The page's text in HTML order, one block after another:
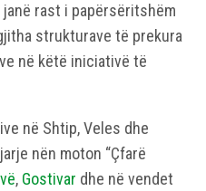
rast i papërsëritshëm
strukturave të prekura
në këtë iniciativë të
në Shtip, Veles dhe
nën moton “Çfarë
, Gostivar dhe në vendet